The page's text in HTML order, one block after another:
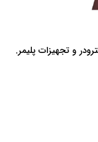
تجهیزات پلیمر.